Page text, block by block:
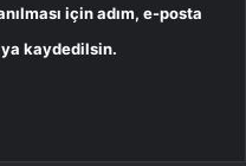
için adım, e-posta
kaydedilsin.